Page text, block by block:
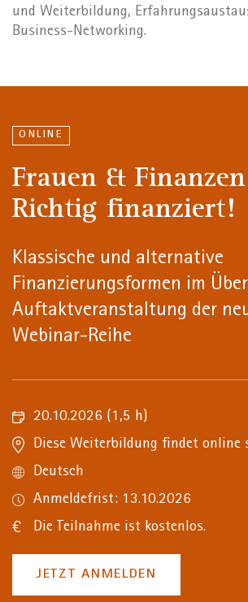
und Weiterbildung,
Business-Networking.
ONLINE
Frauen &
Richtig finanziert!
Klassische und alternative
Finanzierungsformen im
Auftaktveranstaltung der
Webinar-Reihe
20.10.2026 (1,5 h)
Diese Weiterbildung findet online
Deutsch
Anmeldefrist: 13.10.2026
Die Teilnahme ist kostenlos.
JETZT ANMELDEN